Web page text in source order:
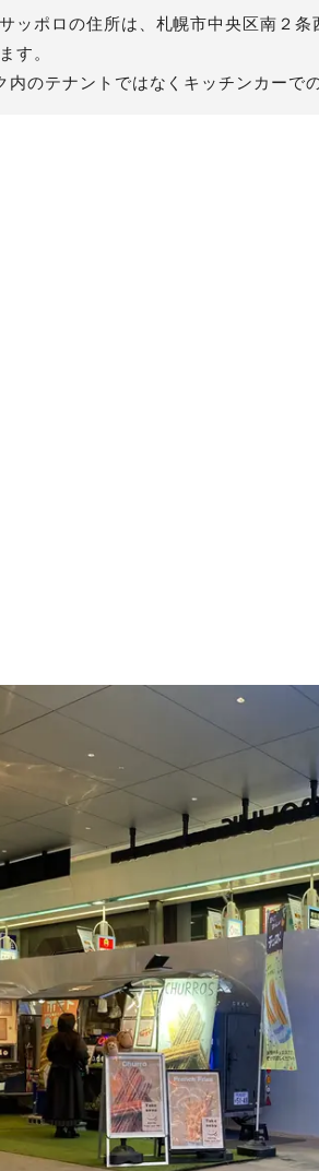
ッポロの住所は、札幌市中央区南２
す。
内のテナントではなくキッチンカーで